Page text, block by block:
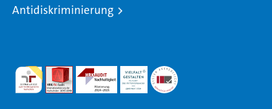
Antidiskriminierung